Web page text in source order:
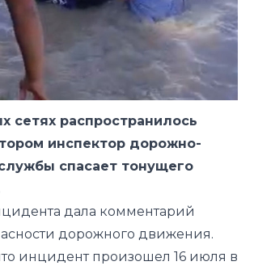
сетях распространилось
инспектор дорожно-
спасает тонущего
дала комментарий
дорожного движения.
инцидент произошел 16 июля в